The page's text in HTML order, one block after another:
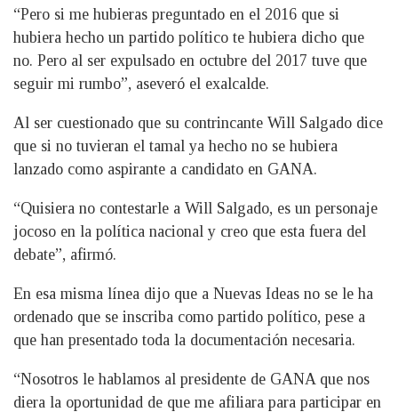
“Pero si me hubieras preguntado en el 2016 que si
hubiera hecho un partido político te hubiera dicho que
no. Pero al ser expulsado en octubre del 2017 tuve que
seguir mi rumbo”, aseveró el exalcalde.
Al ser cuestionado que su contrincante Will Salgado dice
que si no tuvieran el tamal ya hecho no se hubiera
lanzado como aspirante a candidato en GANA.
“Quisiera no contestarle a Will Salgado, es un personaje
jocoso en la política nacional y creo que esta fuera del
debate”, afirmó.
En esa misma línea dijo que a Nuevas Ideas no se le ha
ordenado que se inscriba como partido político, pese a
que han presentado toda la documentación necesaria.
“Nosotros le hablamos al presidente de GANA que nos
diera la oportunidad de que me afiliara para participar en